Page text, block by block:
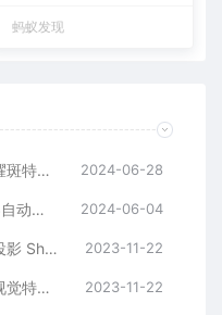
蚂蚁发现
AE插件-专业高级真实镜头光晕耀斑特效 Optical Flares v1.3.8 (170) Win 2024-06-28
AE插件-AutoFill v2.0.0图层边界自动填充路径生长动画+使用教程 2024-06-04
AE插件-高级华丽真实阴影拖尾投影 Shadow Studio 3 v1.0.0 Win中文汉化+使用教程 2023-11-22
AE插件-画面像素拉伸变形拖尾视觉特效 Stretch 1.0 Win（中文汉化） 2023-11-22